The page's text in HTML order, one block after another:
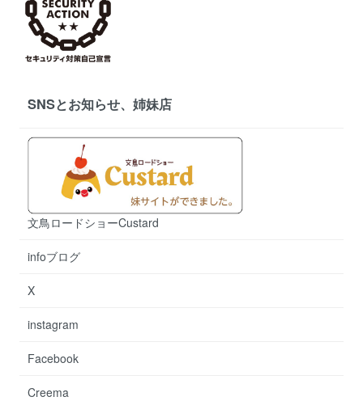
SNSとお知らせ、姉妹店
文鳥ロードショーCustard
infoブログ
X
instagram
Facebook
Creema